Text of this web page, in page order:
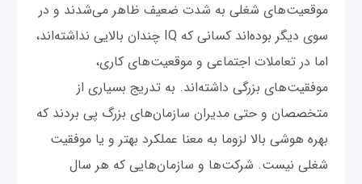
موقعیت‌های شغلی به شدت ضعیف ظاهر می‌شدند و در
سوی دیگر بوده‌اند کسانی که IQ چندان بالایی نداشته‌اند،
اما در تعاملات اجتماعی و موقعیت‌های کاری،
موفقیت‌های بزرگی داشته‌اند. به تدریج بسیاری از
متخصصان و حتی مدیران سازمان‌های بزرگ پی بردند که
بهره هوشی بالا لزوما به معنا عملکرد بهتر و یا موفقیت
شغلی نیست. شرکت‌ها و سازمان‌هایی که هر سال